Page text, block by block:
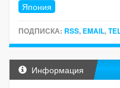
Япония
ПОДПИСКА: RSS, EMAIL,
Информация